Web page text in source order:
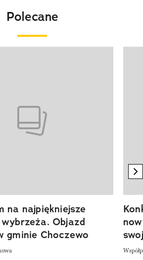
Polecane
na najpiękniejsze
Objazd
gminie Choczewo